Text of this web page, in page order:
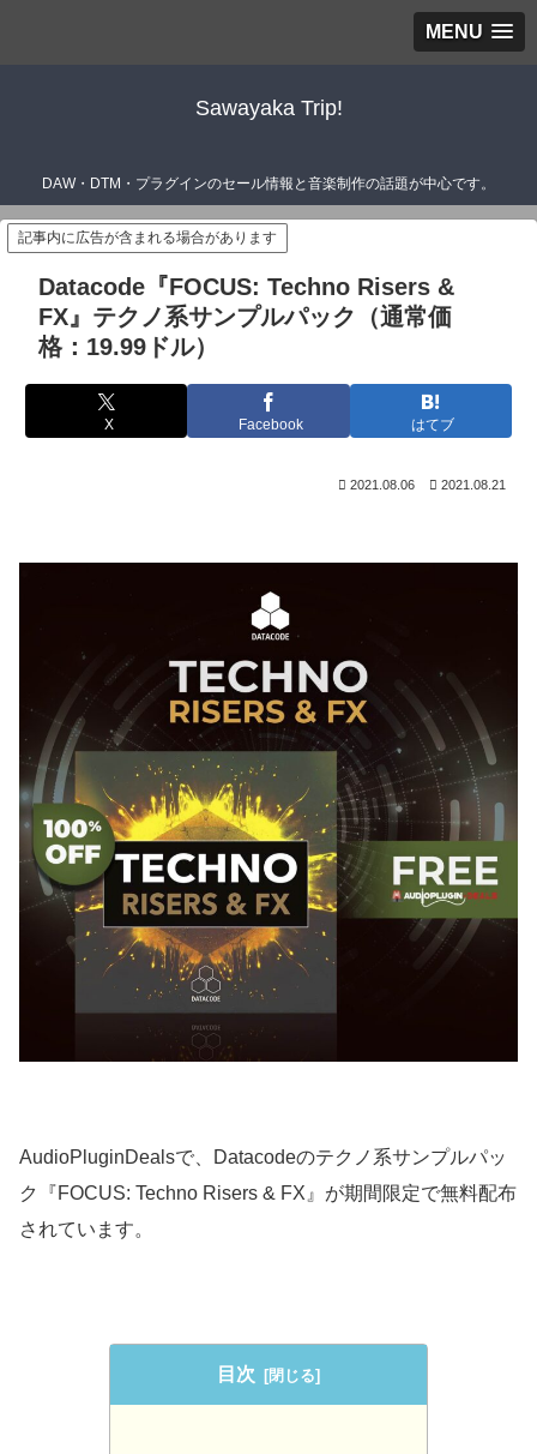
MENU
Sawayaka Trip!
DAW・DTM・プラグインのセール情報と音楽制作の話題が中心です。
記事内に広告が含まれる場合があります
Datacode『FOCUS: Techno Risers &
FX』テクノ系サンプルパック（通常価
格：19.99ドル）
X Facebook はてブ
2021.08.06 2021.08.21
AudioPluginDealsで、Datacodeのテクノ系サンプルパッ
ク『FOCUS: Techno Risers & FX』が期間限定で無料配布
されています。
目次